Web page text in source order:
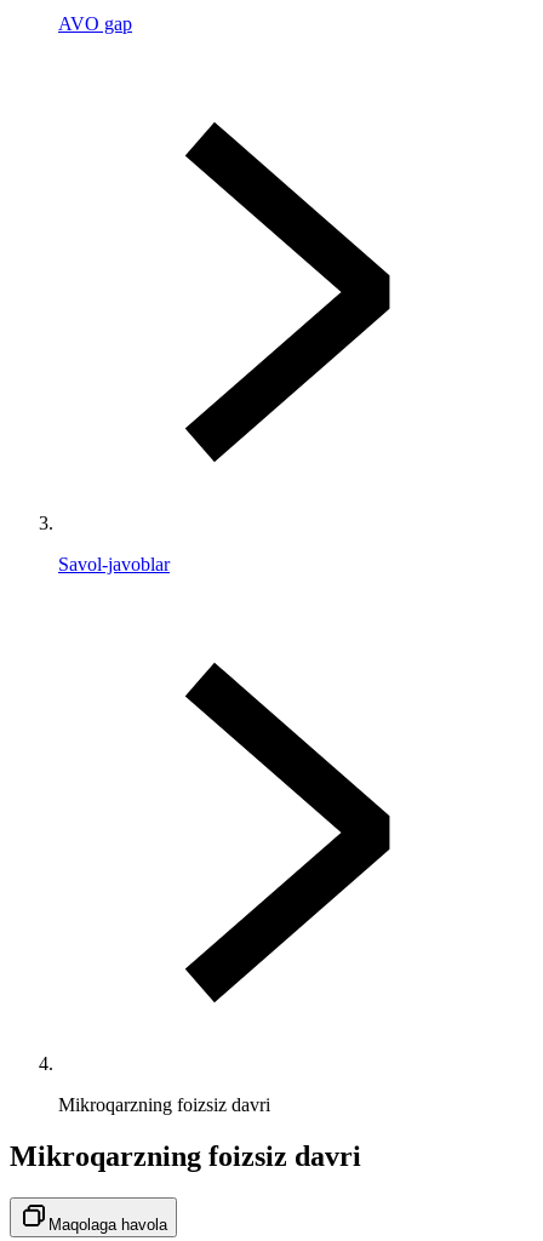
AVO gap
Savol-javoblar
Mikroqarzning foizsiz davri
Mikroqarzning foizsiz davri
Maqolaga havola